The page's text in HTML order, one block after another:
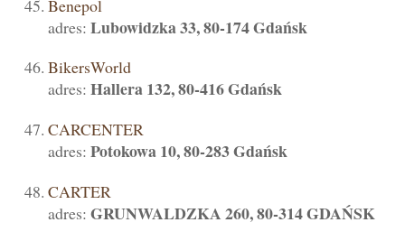
Benepol
adres: Lubowidzka 33, 80-174 Gdańsk
BikersWorld
adres: Hallera 132, 80-416 Gdańsk
CARCENTER
adres: Potokowa 10, 80-283 Gdańsk
CARTER
adres: GRUNWALDZKA 260, 80-314 GDAŃSK